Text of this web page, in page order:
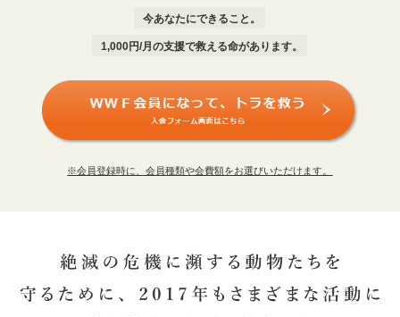
今あなたにできること。
1,000円/月の支援で救える命があります。
※会員登録時に、会員種類や会費額をお選びいただけます。